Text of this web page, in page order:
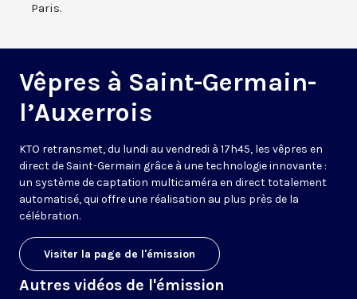
Paris.
Vêpres à Saint-Germain-
l’Auxerrois
KTO retransmet, du lundi au vendredi à 17h45, les vêpres en
direct de Saint-Germain grâce à une technologie innovante :
un système de captation multicaméra en direct totalement
automatisé, qui offre une réalisation au plus près de la
célébration.
Visiter la page de l'émission
Autres vidéos de l'émission